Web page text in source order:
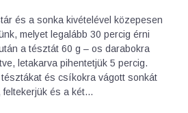
és a sonka kivételével közepesen
melyet legalább 30 percig érni
a tésztát 60 g – os darabokra
letakarva pihentetjük 5 percig.
és csíkokra vágott sonkát
és a két…